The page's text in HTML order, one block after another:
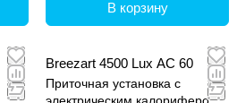
В корзину
Breezart 4500 Lux AC 60
Приточная установка с
электрическим калорифером